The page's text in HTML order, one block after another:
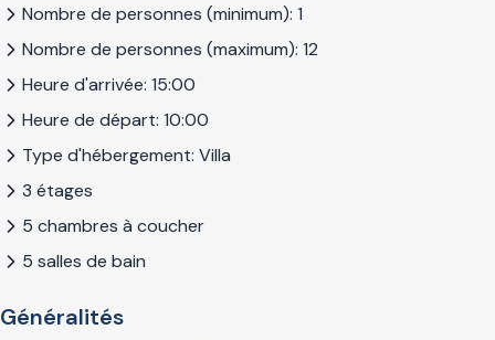
Nombre de personnes (minimum): 1
Nombre de personnes (maximum): 12
Heure d'arrivée: 15:00
Heure de départ: 10:00
Type d'hébergement: Villa
3 étages
5 chambres à coucher
5 salles de bain
Généralités